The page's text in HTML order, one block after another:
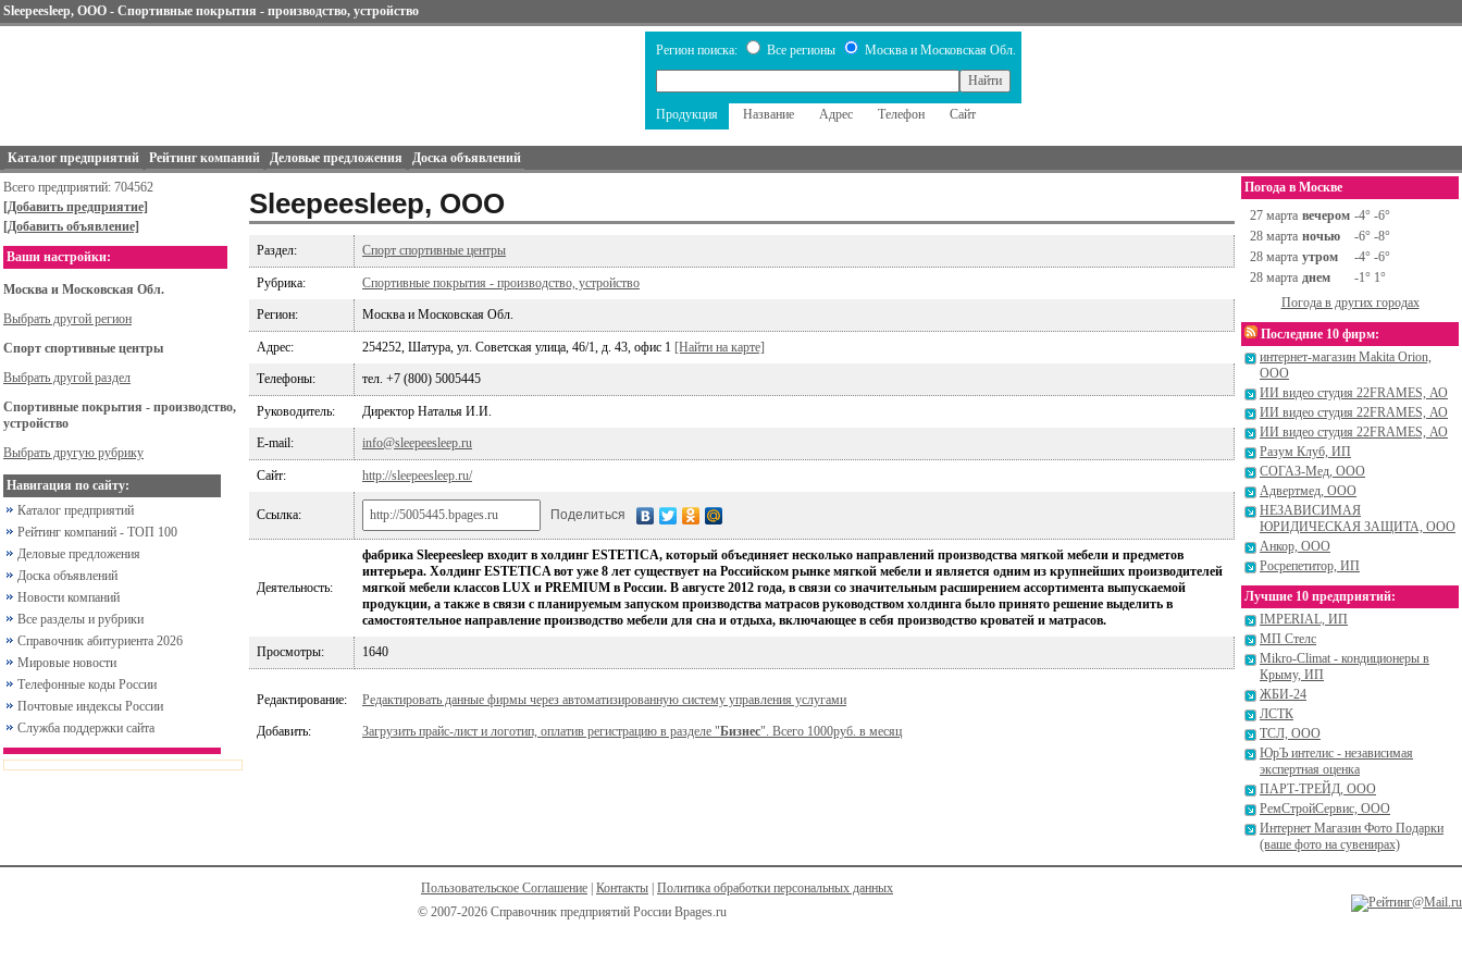
Sleepeesleep, ООО - Спортивные покрытия - производство, устройство
Регион поиска: Все регионы Москва и Московская Обл.
Продукция Название Адрес Телефон Сайт
Каталог предприятий Рейтинг компаний Деловые предложения
Доска объявлений
Всего предприятий: 704562
[Добавить предприятие]
[Добавить объявление]
Ваши настройки:
Москва и Московская Обл.
Выбрать другой регион
Спорт спортивные центры
Выбрать другой раздел
Спортивные покрытия - производство,
устройство
Выбрать другую рубрику
Навигация по сайту:
Каталог предприятий
Рейтинг компаний - ТОП 100
Деловые предложения
Доска объявлений
Новости компаний
Все разделы и рубрики
Справочник абитуриента 2026
Мировые новости
Телефонные коды России
Почтовые индексы России
Служба поддержки сайта
Sleepeesleep, ООО
Раздел: Спорт спортивные центры
Рубрика: Спортивные покрытия - производство, устройство
Регион: Москва и Московская Обл.
Адрес: 254252, Шатура, ул. Советская улица, 46/1, д. 43, офис 1 [Найти на карте]
Телефоны: тел. +7 (800) 5005445
Руководитель: Директор Наталья И.И.
E-mail: info@sleepeesleep.ru
Сайт: http://sleepeesleep.ru/
Ссылка: Поделиться
Деятельность:
фабрика Sleepeesleep входит в холдинг ESTETICA, который объединяет несколько направлений производства мягкой мебели и предметов
интерьера. Холдинг ESTETICA вот уже 8 лет существует на Российском рынке мягкой мебели и является одним из крупнейших производителей
мягкой мебели классов LUX и PREMIUM в России. В августе 2012 года, в связи со значительным расширением ассортимента выпускаемой
продукции, а также в связи с планируемым запуском производства матрасов руководством холдинга было принято решение выделить в
самостоятельное направление производство мебели для сна и отдыха, включающее в себя производство кроватей и матрасов.
Просмотры: 1640
Редактирование: Редактировать данные фирмы через автоматизированную систему управления услугами
Добавить: Загрузить прайс-лист и логотип, оплатив регистрацию в разделе "Бизнес". Всего 1000руб. в месяц
Погода в Москве
27 марта вечером -4° -6°
28 марта ночью
-6° -8°
28 марта утром
-4° -6°
28 марта днем
-1° 1°
Погода в других городах
Последние 10 фирм:
интернет-магазин Makita Orion,
ООО
ИИ видео студия 22FRAMES, АО
ИИ видео студия 22FRAMES, АО
ИИ видео студия 22FRAMES, АО
Разум Клуб, ИП
СОГАЗ-Мед, ООО
Адвертмед, ООО
НЕЗАВИСИМАЯ
ЮРИДИЧЕСКАЯ ЗАЩИТА, ООО
Анкор, ООО
Росрепетитор, ИП
Лучшие 10 предприятий:
IMPERIAL, ИП
МП Стелс
Mikro-Climat - кондиционеры в
Крыму, ИП
ЖБИ-24
ЛСТК
ТСЛ, ООО
ЮрЪ интелис - независимая
экспертная оценка
ПАРТ-ТРЕЙД, ООО
РемСтройСервис, ООО
Интернет Магазин Фото Подарки
(ваше фото на сувенирах)
Пользовательское Соглашение Контакты Политика обработки персональных данных
© 2007-2026 Справочник предприятий России Bpages.ru